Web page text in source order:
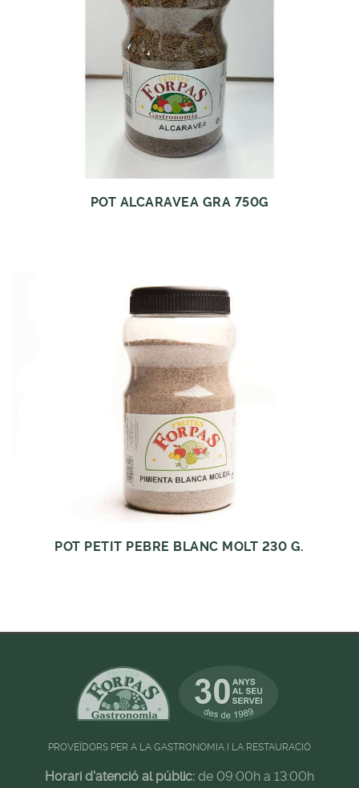
POT ALCARAVEA GRA 750G
POT PETIT PEBRE BLANC MOLT 230 G.
PROVEÏDORS PER A LA GASTRONOMIA I LA RESTAURACIÓ
Horari d'atenció al públic: de 09:00h a 13:00h